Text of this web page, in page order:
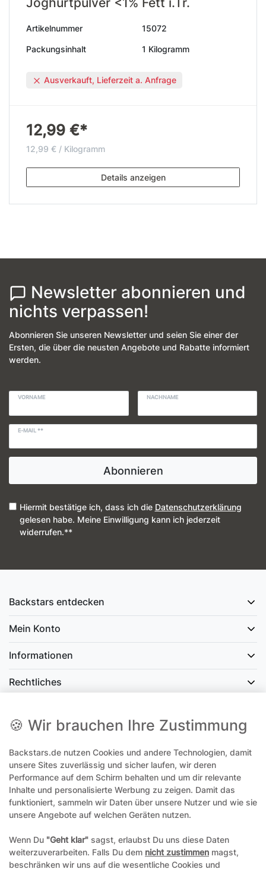
Artikelnummer 15072
Packungsinhalt 1 Kilogramm
Ausverkauft, Lieferzeit a. Anfrage
12,99 €*
12,99 € / Kilogramm
Details anzeigen
Newsletter abonnieren und
nichts verpassen!
Abonnieren Sie unseren Newsletter und seien Sie einer der
Ersten, die über die neusten Angebote und Rabatte informiert
werden.
VORNAME NACHNAME
E-MAIL **
Abonnieren
Hiermit bestätige ich, dass ich die Daten­schutz­erklärung
gelesen habe. Meine Einwilligung kann ich jederzeit
widerrufen.**
Backstars entdecken
Mein Konto
Informationen
Rechtliches
office@backstars.de
Wir antworten Ihnen schnellstmöglich. An Sonn- und Feiertagen kann
es evtl. zu Verzögerungen kommen.
07306 306239¹
Freitags am besten zwischen 8-12 Uhr
¹Telefonieren zum üblichen Ortstarif. Verbindugsgebühren für Anrufe
aus dem Mobilfunknetz können ggf. abweichen.
🍪 Wir brauchen Ihre Zustimmung
Backstars.de nutzen Cookies und andere Technologien, damit
unsere Sites zuverlässig und sicher laufen, wir deren
Performance auf dem Schirm behalten und um dir relevante
Inhalte und personalisierte Werbung zu zeigen. Damit das
funktioniert, sammeln wir Daten über unsere Nutzer und wie sie
unsere Angebote auf welchen Geräten nutzen.
Wenn Du "Geht klar" sagst, erlaubst Du uns diese Daten
weiterzuverarbeiten. Falls Du dem nicht zustimmen magst,
beschränken wir uns auf die wesentliche Cookies und